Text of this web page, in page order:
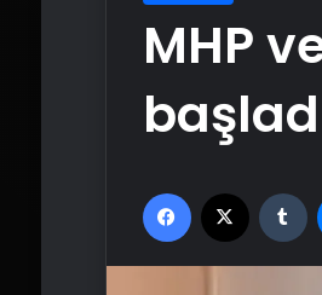
MHP
Facebook